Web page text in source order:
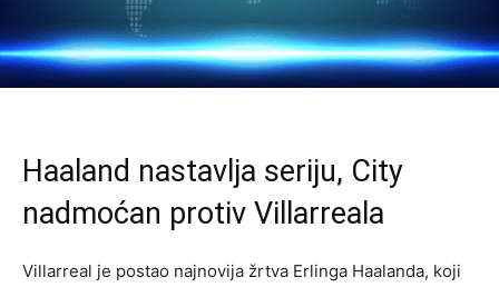
Haaland nastavlja seriju, City
nadmoćan protiv Villarreala
Villarreal je postao najnovija žrtva Erlinga Haalanda, koji